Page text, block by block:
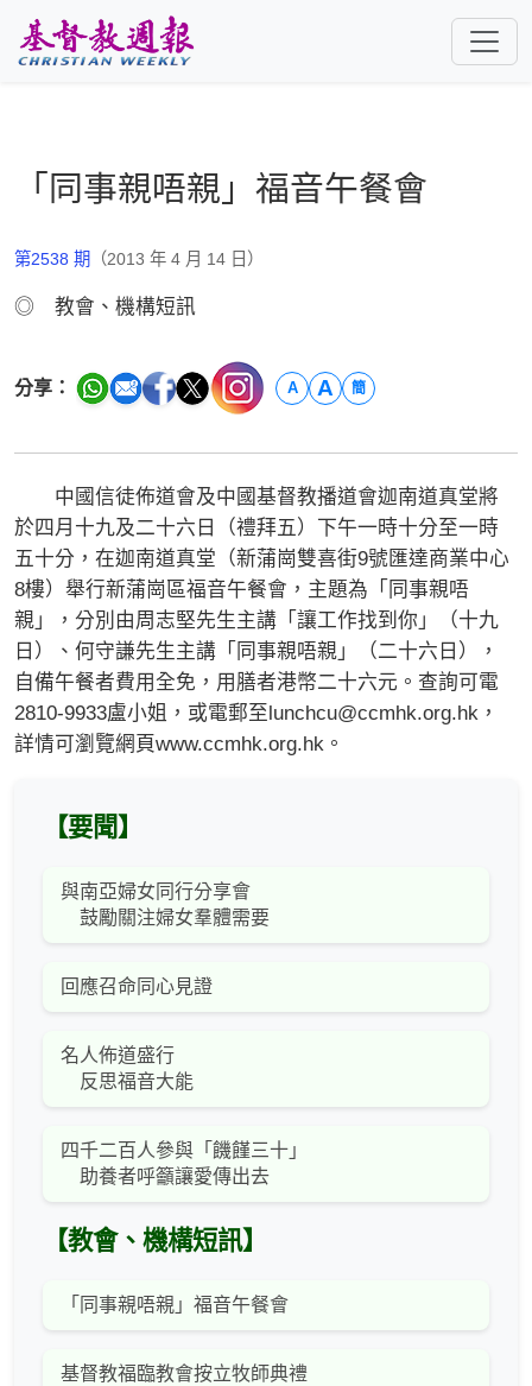
「同事親唔親」福音午餐會
第2538 期 （2013 年 4 月 14 日）
◎ 教會、機構短訊
分享： A A 簡
中國信徒佈道會及中國基督教播道會迦南道真堂將
於四月十九及二十六日（禮拜五）下午一時十分至一時
五十分，在迦南道真堂（新蒲崗雙喜街9號匯達商業中心
8樓）舉行新蒲崗區福音午餐會，主題為「同事親唔
親」，分別由周志堅先生主講「讓工作找到你」（十九
日）、何守謙先生主講「同事親唔親」（二十六日），
自備午餐者費用全免，用膳者港幣二十六元。查詢可電
2810-9933盧小姐，或電郵至 lunchcu@ccmhk.org.hk ，
詳情可瀏覽網頁www.ccmhk.org.hk。
【要聞】
與南亞婦女同行分享會
鼓勵關注婦女羣體需要
回應召命同心見證
名人佈道盛行
反思福音大能
四千二百人參與「饑饉三十」
助養者呼籲讓愛傳出去
【教會、機構短訊】
「同事親唔親」福音午餐會
基督教福臨教會按立牧師典禮